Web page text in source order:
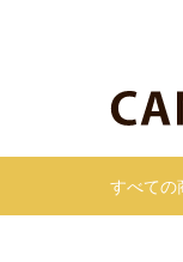
すべての